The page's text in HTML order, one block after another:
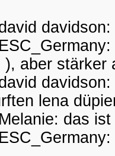
davidson:
aber stärker
lena
das